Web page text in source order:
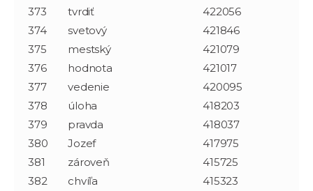
373
tvrdiť
422056
374
svetový
421846
375
mestský
421079
376
hodnota
421017
377
vedenie
420095
378
úloha
418203
379
pravda
418037
380
Jozef
417975
381
zároveň
415725
382
chvíľa
415323